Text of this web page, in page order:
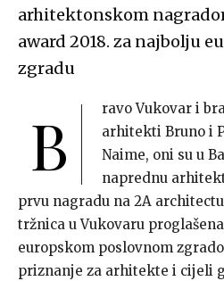
arhitektonskom
award 2018. za najbolju
zgradu
B
ravo Vukovar i
arhitekti Bruno i
Naime, oni su u
naprednu
prvu nagradu na 2A
tržnica u Vukovaru
europskom poslovnom
priznanje za arhitekte i cijeli